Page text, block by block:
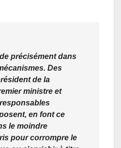
précisément dans
Des
de la
ministre et
en font ce
le moindre
pour corrompre le